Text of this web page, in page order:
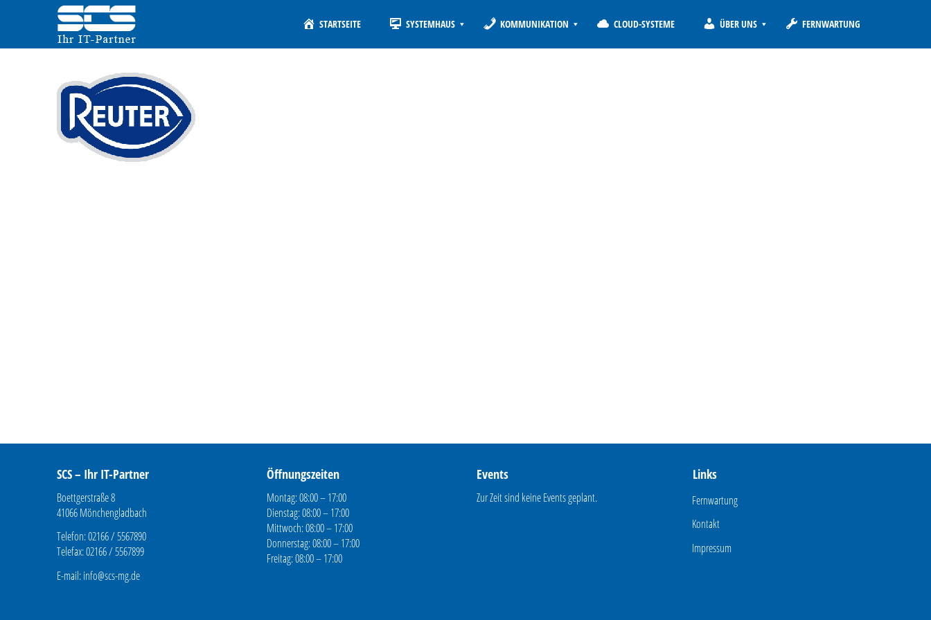
STARTSEITE SYSTEMHAUS KOMMUNIKATION CLOUD-SYSTEME ÜBER UNS FERNWARTUNG
SCS – Ihr IT-Partner
Boettgerstraße 8
41066 Mönchengladbach
Telefon: 02166 / 5567890
Telefax: 02166 / 5567899
E-mail:info@scs-mg.de
Öffnungszeiten
Montag: 08:00 – 17:00
Dienstag: 08:00 – 17:00
Mittwoch: 08:00 – 17:00
Donnerstag: 08:00 – 17:00
Freitag: 08:00 – 17:00
Events
Zur Zeit sind keine Events geplant.
Links
Fernwartung
Kontakt
Impressum